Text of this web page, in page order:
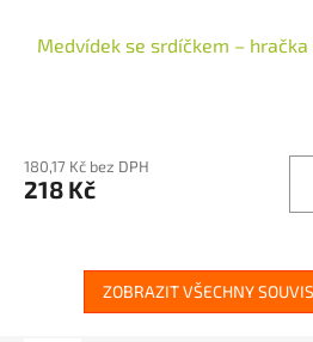
Medvídek se srdíčkem –
180,17 Kč bez DPH
218 Kč
ZOBRAZIT VŠECHNY